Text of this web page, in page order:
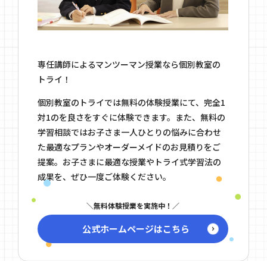
専任講師によるマンツーマン授業なら個別教室の
トライ！
個別教室のトライでは無料の体験授業にて、完全1
対1のを良さをすぐに体験できます。また、無料の
学習相談ではお子さま一人ひとりの悩みに合わせ
た最適なプランやオーダーメイドのお見積りをご
提案。お子さまに最適な授業やトライ式学習法の
成果を、ぜひ一度ご体験ください。
無料体験授業を実施中！
公式ホームページはこちら